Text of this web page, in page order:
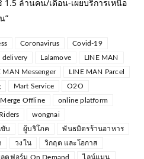
1.5 ล้านคน/เดือน-เผยบริการเหนือ
”
Coronavirus
Covid-19
delivery Lalamove
LINE MAN
MAN Messenger
LINE MAN Parcel
Mart Service
O2O
Offline
online platform
Riders
wongnai
บ ผู้บริโภค
พันธมิตรร้านอาหาร
วงใน
วิกฤต และโอกาส
ตฟอร์ม On Demand ไลน์แมน